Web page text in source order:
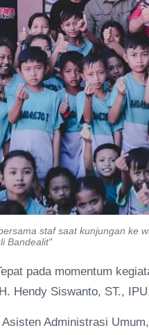
staf saat kunjungan ke
Bandealit"
pada momentum
Hendy Siswanto, ST.,
Administrasi